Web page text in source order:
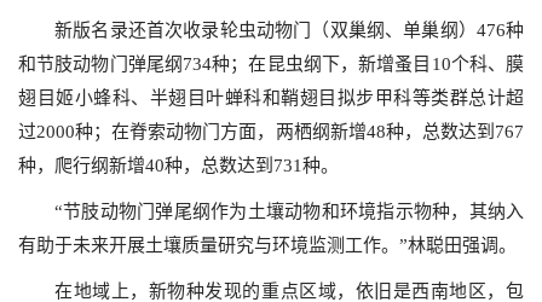
新版名录还首次收录轮虫动物门（双巢纲、单巢纲）476种
和节肢动物门弹尾纲734种；在昆虫纲下，新增蚤目10个科、膜
翅目姬小蜂科、半翅目叶蝉科和鞘翅目拟步甲科等类群总计超
过2000种；在脊索动物门方面，两栖纲新增48种，总数达到767
种，爬行纲新增40种，总数达到731种。
“节肢动物门弹尾纲作为土壤动物和环境指示物种，其纳入
有助于未来开展土壤质量研究与环境监测工作。”林聪田强调。
在地域上，新物种发现的重点区域，依旧是西南地区，包